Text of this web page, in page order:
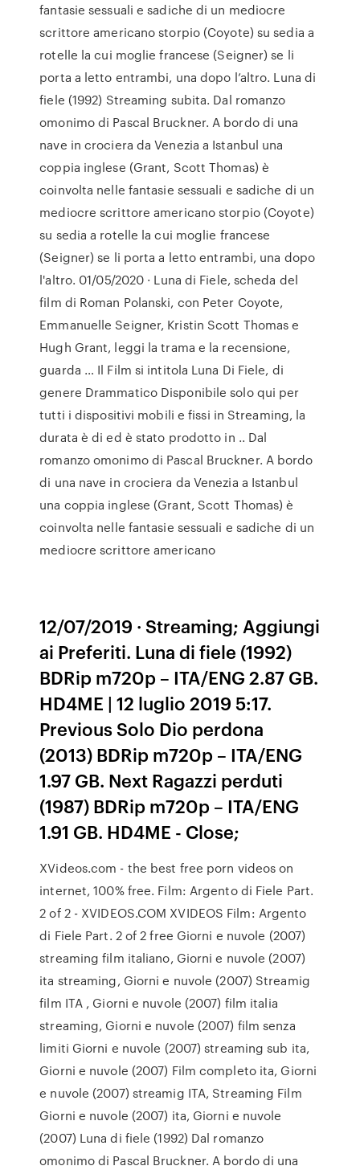
fantasie sessuali e sadiche di un mediocre
scrittore americano storpio (Coyote) su sedia a
rotelle la cui moglie francese (Seigner) se li
porta a letto entrambi, una dopo l’altro. Luna di
fiele (1992) Streaming subita. Dal romanzo
omonimo di Pascal Bruckner. A bordo di una
nave in crociera da Venezia a Istanbul una
coppia inglese (Grant, Scott Thomas) è
coinvolta nelle fantasie sessuali e sadiche di un
mediocre scrittore americano storpio (Coyote)
su sedia a rotelle la cui moglie francese
(Seigner) se li porta a letto entrambi, una dopo
l'altro. 01/05/2020 · Luna di Fiele, scheda del
film di Roman Polanski, con Peter Coyote,
Emmanuelle Seigner, Kristin Scott Thomas e
Hugh Grant, leggi la trama e la recensione,
guarda … Il Film si intitola Luna Di Fiele, di
genere Drammatico Disponibile solo qui per
tutti i dispositivi mobili e fissi in Streaming, la
durata è di ed è stato prodotto in .. Dal
romanzo omonimo di Pascal Bruckner. A bordo
di una nave in crociera da Venezia a Istanbul
una coppia inglese (Grant, Scott Thomas) è
coinvolta nelle fantasie sessuali e sadiche di un
mediocre scrittore americano
12/07/2019 · Streaming; Aggiungi
ai Preferiti. Luna di fiele (1992)
BDRip m720p – ITA/ENG 2.87 GB.
HD4ME | 12 luglio 2019 5:17.
Previous Solo Dio perdona
(2013) BDRip m720p – ITA/ENG
1.97 GB. Next Ragazzi perduti
(1987) BDRip m720p – ITA/ENG
1.91 GB. HD4ME - Close;
XVideos.com - the best free porn videos on
internet, 100% free. Film: Argento di Fiele Part.
2 of 2 - XVIDEOS.COM XVIDEOS Film: Argento
di Fiele Part. 2 of 2 free Giorni e nuvole (2007)
streaming film italiano, Giorni e nuvole (2007)
ita streaming, Giorni e nuvole (2007) Streamig
film ITA , Giorni e nuvole (2007) film italia
streaming, Giorni e nuvole (2007) film senza
limiti Giorni e nuvole (2007) streaming sub ita,
Giorni e nuvole (2007) Film completo ita, Giorni
e nuvole (2007) streamig ITA, Streaming Film
Giorni e nuvole (2007) ita, Giorni e nuvole
(2007) Luna di fiele (1992) Dal romanzo
omonimo di Pascal Bruckner. A bordo di una